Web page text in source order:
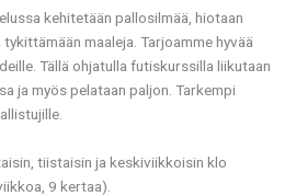
kehitetään pallosilmää, hiotaan
maaleja. Tarjoamme hyvää
Tällä ohjatulla futiskurssilla liikutaan
ja myös pelataan paljon. Tarkempi
tiistaisin ja keskiviikkoisin klo
9 kertaa).